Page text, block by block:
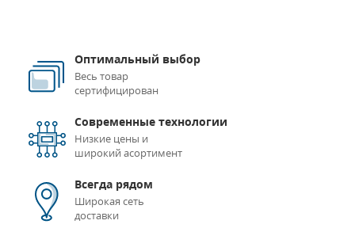
Оптимальный выбор
Весь товар
сертифицирован
Современные технологии
Низкие цены и
широкий асортимент
Всегда рядом
Широкая сеть
доставки